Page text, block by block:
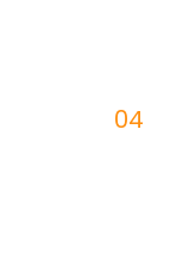
04